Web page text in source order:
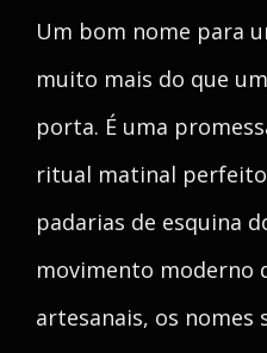
Um bom nome para
muito mais do que
porta. É uma
ritual matinal
padarias de esquina
movimento moderno
artesanais, os nomes